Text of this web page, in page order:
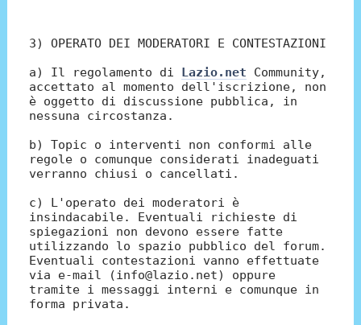
3) OPERATO DEI MODERATORI E CONTESTAZIONI
a) Il regolamento di Lazio.net Community,
accettato al momento dell'iscrizione, non
è oggetto di discussione pubblica, in
nessuna circostanza.
b) Topic o interventi non conformi alle
regole o comunque considerati inadeguati
verranno chiusi o cancellati.
c) L'operato dei moderatori è
insindacabile. Eventuali richieste di
spiegazioni non devono essere fatte
utilizzando lo spazio pubblico del forum.
Eventuali contestazioni vanno effettuate
via e-mail (info@lazio.net) oppure
tramite i messaggi interni e comunque in
forma privata.